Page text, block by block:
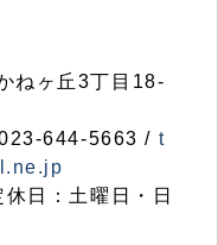
ねヶ丘3丁目18-
644-5663 / t
日：土曜日・日